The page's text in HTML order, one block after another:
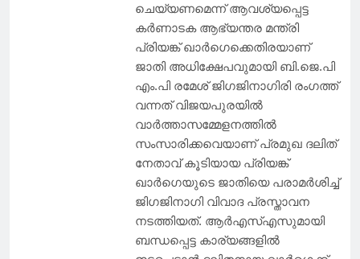
ചെയ്യണമെന്ന് ആവശ്യപ്പെട്ട
കർണാടക ആഭ്യന്തര മന്ത്രി
പ്രിയങ്ക് ഖാർഗെക്കെതിരയാണ്
ജാതി അധിക്ഷേപവുമായി ബി.ജെ.പി
എം.പി രമേശ് ജിഗജിനാഗിരി രംഗത്ത്
വന്നത് വിജയപുരയിൽ
വാർത്താസമ്മേളനത്തിൽ
സംസാരിക്കവെയാണ് പ്രമുഖ ദലിത്
നേതാവ് കൂടിയായ പ്രിയങ്ക്
ഖാർഗെയുടെ ജാതിയെ പരാമർശിച്ച്
ജിഗജിനാഗി വിവാദ പ്രസ്താവന
നടത്തിയത്. ആർഎസ്എസുമായി
ബന്ധപ്പെട്ട കാര്യങ്ങളിൽ